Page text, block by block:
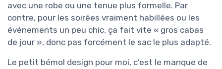
avec une robe ou une tenue plus formelle. Par
contre, pour les soirées vraiment habillées ou les
événements un peu chic, ça fait vite « gros cabas
de jour », donc pas forcément le sac le plus adapté.
Le petit bémol design pour moi, c’est le manque de